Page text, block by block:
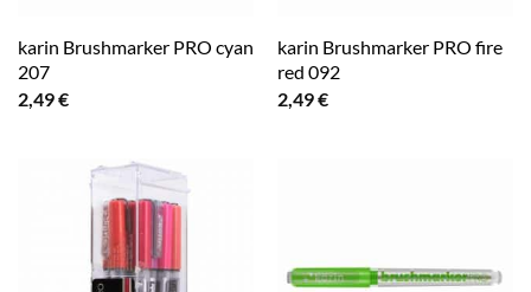
karin Brushmarker PRO cyan
207
2,49€
karin Brushmarker PRO fire
red 092
2,49€